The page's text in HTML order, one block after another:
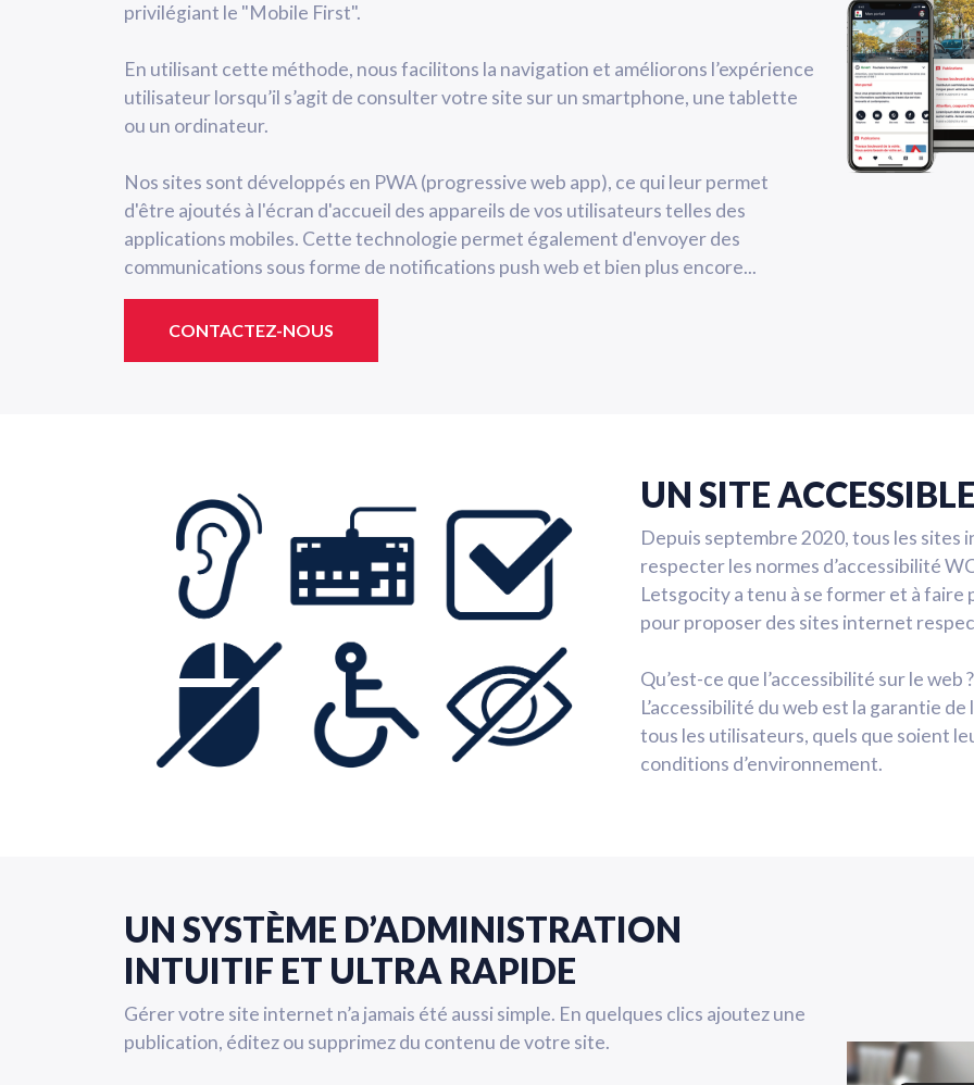
privilégiant le "Mobile First".
En utilisant cette méthode, nous facilitons la navigation et améliorons l’expérience
utilisateur lorsqu’il s’agit de consulter votre site sur un smartphone, une tablette
ou un ordinateur.
Nos sites sont développés en PWA (progressive web app), ce qui leur permet
d'être ajoutés à l'écran d'accueil des appareils de vos utilisateurs telles des
applications mobiles. Cette technologie permet également d'envoyer des
communications sous forme de notifications push web et bien plus encore...
CONTACTEZ-NOUS
UN SITE
Depuis septembre 2020, tous les
respecter les normes d’accessibilité
Letsgocity a tenu à se former et à
pour proposer des sites internet
Qu’est-ce que l’accessibilité sur le web ?
L’accessibilité du web est la garantie
tous les utilisateurs, quels que soient
conditions d’environnement.
UN SYSTÈME D’ADMINISTRATION
INTUITIF ET ULTRA RAPIDE
Gérer votre site internet n’a jamais été aussi simple. En quelques clics ajoutez une
publication, éditez ou supprimez du contenu de votre site.